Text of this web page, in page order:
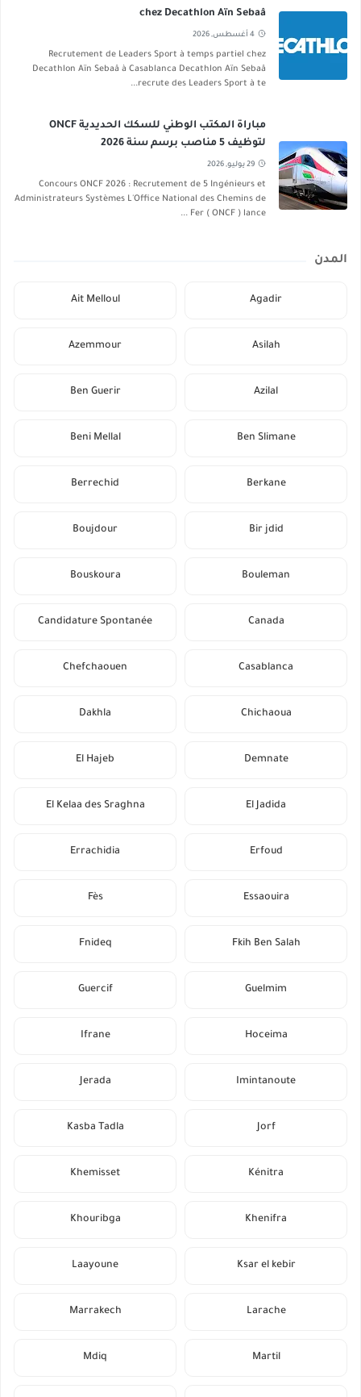
chez Decathlon Aïn Sebaâ
4 أغسطس, 2026
Recrutement de Leaders Sport à temps partiel chez
Decathlon Aïn Sebaâ à Casablanca Decathlon Aïn Sebaâ
recrute des Leaders Sport à te...
مباراة المكتب الوطني للسكك الحديدية ONCF
لتوظيف 5 مناصب برسم سنة 2026
29 يوليو, 2026
Concours ONCF 2026 : Recrutement de 5 Ingénieurs et
Administrateurs Systèmes L'Office National des Chemins de
Fer ( ONCF ) lance ...
المدن
Agadir
Ait Melloul
Asilah
Azemmour
Azilal
Ben Guerir
Ben Slimane
Beni Mellal
Berkane
Berrechid
Bir jdid
Boujdour
Bouleman
Bouskoura
Canada
Candidature Spontanée
Casablanca
Chefchaouen
Chichaoua
Dakhla
Demnate
El Hajeb
El Jadida
El Kelaa des Sraghna
Erfoud
Errachidia
Essaouira
Fès
Fkih Ben Salah
Fnideq
Guelmim
Guercif
Hoceima
Ifrane
Imintanoute
Jerada
Jorf
Kasba Tadla
Kénitra
Khemisset
Khenifra
Khouribga
Ksar el kebir
Laayoune
Larache
Marrakech
Martil
Mdiq